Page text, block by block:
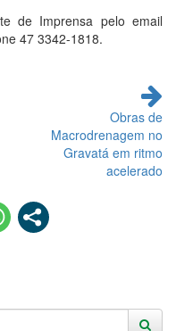
de Imprensa pelo email
47 3342-1818.
Obras de
Macrodrenagem no
Gravatá em ritmo
acelerado